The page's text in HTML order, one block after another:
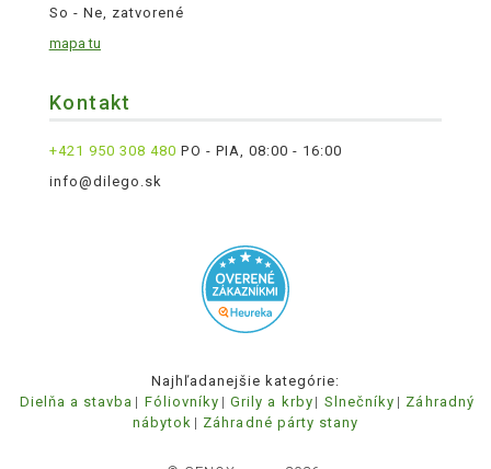
So - Ne, zatvorené
mapa tu
Kontakt
+421 950 308 480 PO - PIA, 08:00 - 16:00
info@dilego.sk
Najhľadanejšie kategórie:
Dielňa a stavba
Fóliovníky Grily a krby Slnečníky
Záhradný
nábytok
Záhradné párty stany